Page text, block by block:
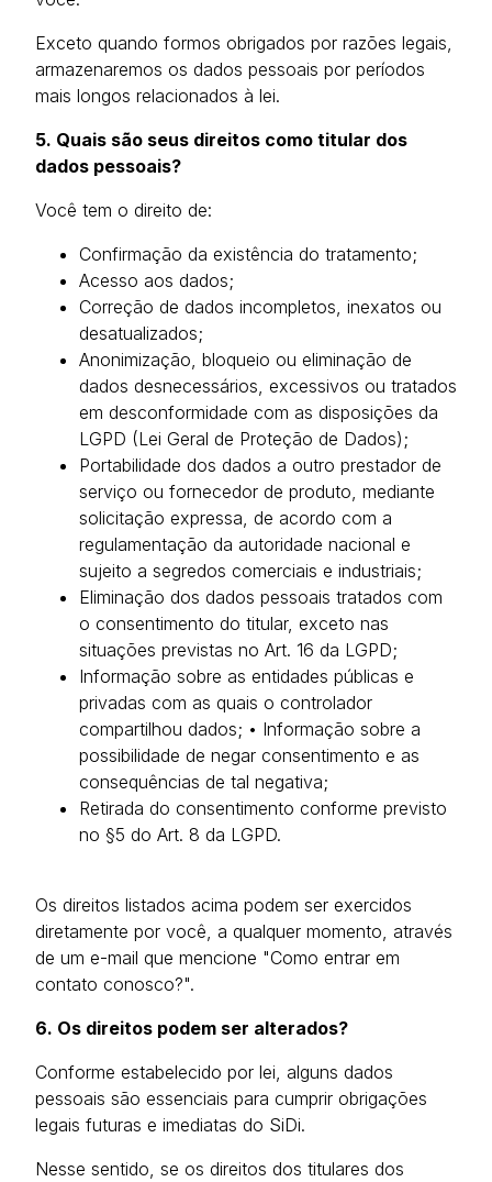
Exceto quando formos obrigados por razões legais,
armazenaremos os dados pessoais por períodos
mais longos relacionados à lei.
5. Quais são seus direitos como titular dos
dados pessoais?
Você tem o direito de:
Confirmação da existência do tratamento;
Acesso aos dados;
Correção de dados incompletos, inexatos ou
desatualizados;
Anonimização, bloqueio ou eliminação de
dados desnecessários, excessivos ou tratados
em desconformidade com as disposições da
LGPD (Lei Geral de Proteção de Dados);
Portabilidade dos dados a outro prestador de
serviço ou fornecedor de produto, mediante
solicitação expressa, de acordo com a
regulamentação da autoridade nacional e
sujeito a segredos comerciais e industriais;
Eliminação dos dados pessoais tratados com
o consentimento do titular, exceto nas
situações previstas no Art. 16 da LGPD;
Informação sobre as entidades públicas e
privadas com as quais o controlador
compartilhou dados; • Informação sobre a
possibilidade de negar consentimento e as
consequências de tal negativa;
Retirada do consentimento conforme previsto
no §5 do Art. 8 da LGPD.
Os direitos listados acima podem ser exercidos
diretamente por você, a qualquer momento, através
de um e-mail que mencione "Como entrar em
contato conosco?".
6. Os direitos podem ser alterados?
Conforme estabelecido por lei, alguns dados
pessoais são essenciais para cumprir obrigações
legais futuras e imediatas do SiDi.
Nesse sentido, se os direitos dos titulares dos